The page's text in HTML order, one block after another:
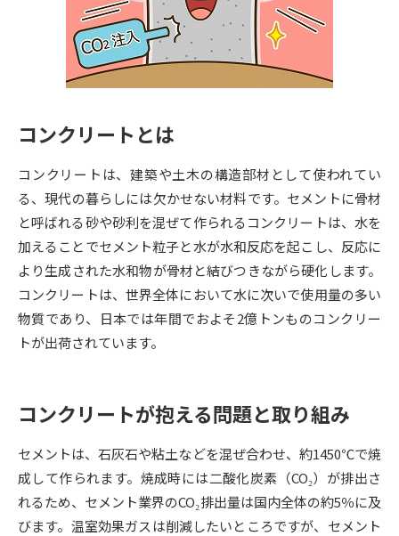
留学・進学関連、塾・予備校
大学入学共通テスト「受験案
内」の請求
大学入学共通テスト「受験上の
配慮案内」の請求
高等学校卒業程度認定試験
幼稚園教員資格認定試験
高等学校（情報）教員資格認定
試験
大学研究 大学検索
大学で学べる内容や特徴を調べる
データサイエンス特集 奨学金・特待生制度特集
デジタルパンフレット 進路の３択
新学年スタート号特集ページ
（高3生用）
新学年スタート号特集ページ
（高2生用）
コンクリートとは
コンクリートは、建築や土木の構造部材として使われてい
る、現代の暮らしには欠かせない材料です。セメントに骨材
と呼ばれる砂や砂利を混ぜて作られるコンクリートは、水を
加えることでセメント粒子と水が水和反応を起こし、反応に
より生成された水和物が骨材と結びつきながら硬化します。
コンクリートは、世界全体において水に次いで使用量の多い
物質であり、日本では年間でおよそ2億トンものコンクリー
トが出荷されています。
コンクリートが抱える問題と取り組み
セメントは、石灰石や粘土などを混ぜ合わせ、約1450℃で焼
成して作られます。焼成時には二酸化炭素（CO₂）が排出さ
れるため、セメント業界のCO₂排出量は国内全体の約5％に及
びます。温室効果ガスは削減したいところですが、セメント